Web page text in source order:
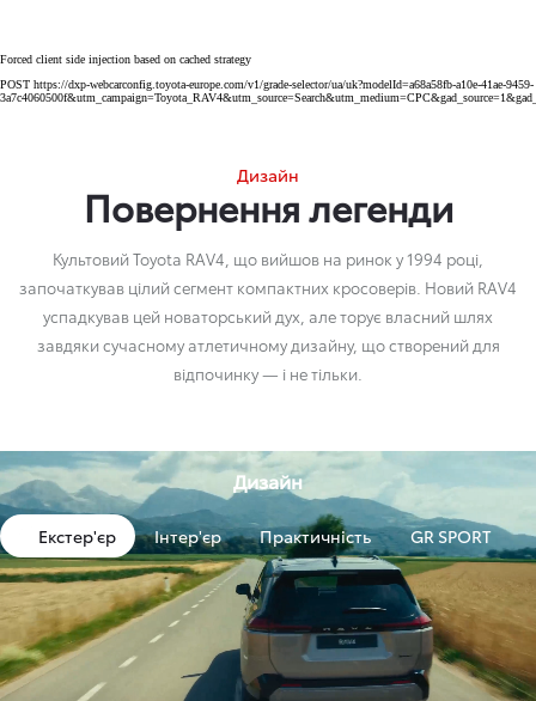
Forced client side injection based on cached strategy
POST https://dxp-webcarconfig.toyota-europe.com/v1/grade-selector/ua/uk?modelId=a68a58fb-a10e-41ae-9459-
Дизайн
Повернення легенди
Культовий Toyota RAV4, що вийшов на ринок у 1994 році,
започаткував цілий сегмент компактних кросоверів. Новий RAV4
успадкував цей новаторський дух, але торує власний шлях
завдяки сучасному атлетичному дизайну, що створений для
відпочинку — і не тільки.
Дизайн
Екстер'єр Інтер'єр Практичність GR SPORT